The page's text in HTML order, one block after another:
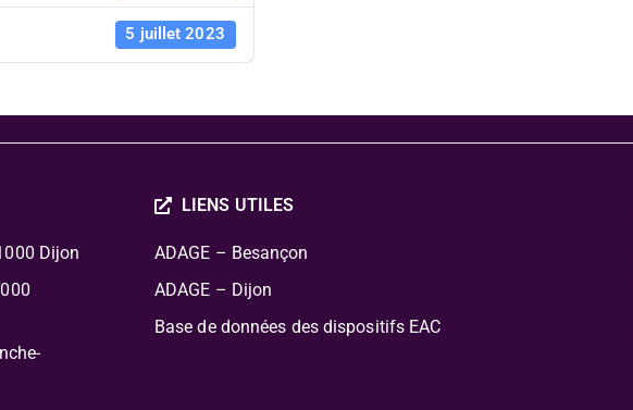
5 juillet 2023
Dijon
LIENS UTILES
ADAGE – Besançon
ADAGE – Dijon
Base de données des dispositifs EAC